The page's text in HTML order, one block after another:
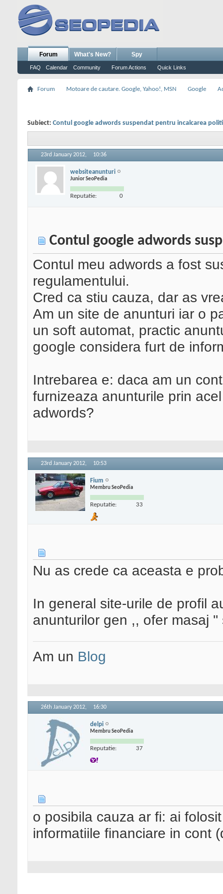
Forum
FAQ Calendar Community Forum Actions Quick Links
What's New? Spy
Forum Motoare de cautare. Google, Yahoo!, MSN Google
Subiect: Contul google adwords suspendat pentru incalcarea
23rd January 2012, 10:36
websiteanunturi
Junior SeoPedia
Reputatie: 0
Contul google adwords
Contul meu adwords a fost
regulamentului.
Cred ca stiu cauza, dar as
Am un site de anunturi iar o
un soft automat, practic
google considera furt de
Intrebarea e: daca am un
furnizeaza anunturile prin
adwords?
23rd January 2012, 10:53
Fium
Membru SeoPedia
Reputatie: 33
Nu as crede ca aceasta e
In general site-urile de profil
anunturilor gen ,, ofer masaj
Am un Blog
26th January 2012, 16:30
delpi
Membru SeoPedia
Reputatie: 37
o posibila cauza ar fi: ai
informatiile financiare in cont